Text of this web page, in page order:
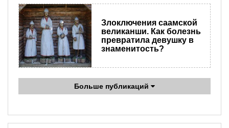
Злоключения саамской
великанши. Как болезнь
превратила девушку в
знаменитость?
Больше публикаций